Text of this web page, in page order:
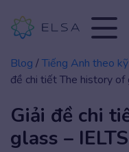
Blog /Tiếng Anh theo
đề chi tiết The history of
Giải đề chi
glass –